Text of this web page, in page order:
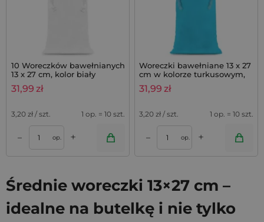
10 Woreczków bawełnianych
13 x 27 cm, kolor biały
31,99 zł
3,20 zł / szt. 1 op. = 10 szt.
– op. +
Woreczki bawełniane 13 x 27
cm w kolorze turkusowym,
10 szt.
31,99 zł
3,20 zł / szt. 1 op. = 10 szt.
– op. +
Średnie woreczki 13×27 cm –
idealne na butelkę i nie tylko